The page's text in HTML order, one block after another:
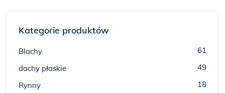
Kategorie produktów
Blachy
61
dachy płaskie
49
Rynny
18